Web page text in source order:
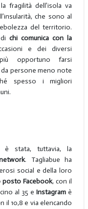
fragilità dell’isola va
che sono al
del territorio.
dichi comunica con la
e dei diversi
opportuno farsi
persone meno note
spesso i migliori
è stata, tuttavia, la
. Tagliabue ha
social e della loro
posto Facebook, con il
al 35 eInstagram è
il 10,8 e via elencando